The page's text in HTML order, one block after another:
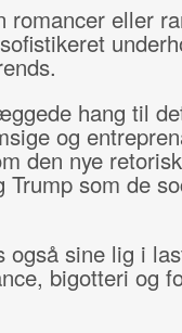
romancer eller
hang til
og
den nye
som de
også sine lig i
bigotteri og